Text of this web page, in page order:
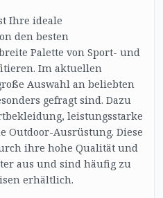
Ihre ideale
den besten
Palette von Sport- und
Im aktuellen
Auswahl an beliebten
gefragt sind. Dazu
leistungsstarke
Outdoor-Ausrüstung. Diese
ihre hohe Qualität und
aus und sind häufig zu
erhältlich.